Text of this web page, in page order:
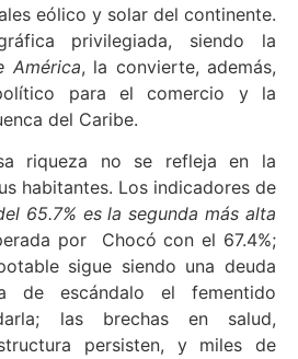
eólico y solar del continente.
privilegiada, siendo la
América, la convierte, además,
para el comercio y la
del Caribe.
riqueza no se refleja en la
habitantes. Los indicadores de
65.7% es la segunda más alta
por Chocó con el 67.4%;
sigue siendo una deuda
de escándalo el fementido
las brechas en salud,
persisten, y miles de